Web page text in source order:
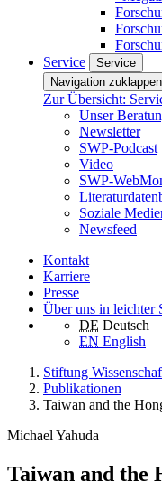
Service
Service
Navigation zuklappen
Zur Übersicht:
Unser
Newsletter
SWP-Podcast
Video
SWP-
Soziale
Newsfeed
Kontakt
Karriere
Presse
Über uns in leichter
DE Deutsch
EN English
Stiftung
Publikationen
Taiwan and the
Michael Yahuda
Taiwan and the